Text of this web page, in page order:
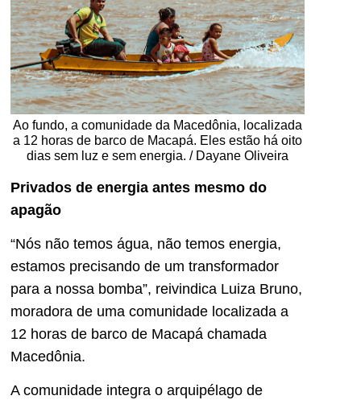
Ao fundo, a comunidade da Macedônia, localizada
a 12 horas de barco de Macapá. Eles estão há oito
dias sem luz e sem energia. / Dayane Oliveira
Privados de energia antes mesmo do
apagão
“Nós não temos água, não temos energia,
estamos precisando de um transformador
para a nossa bomba”, reivindica Luiza Bruno,
moradora de uma comunidade localizada a
12 horas de barco de Macapá chamada
Macedônia.
A comunidade integra o arquipélago de